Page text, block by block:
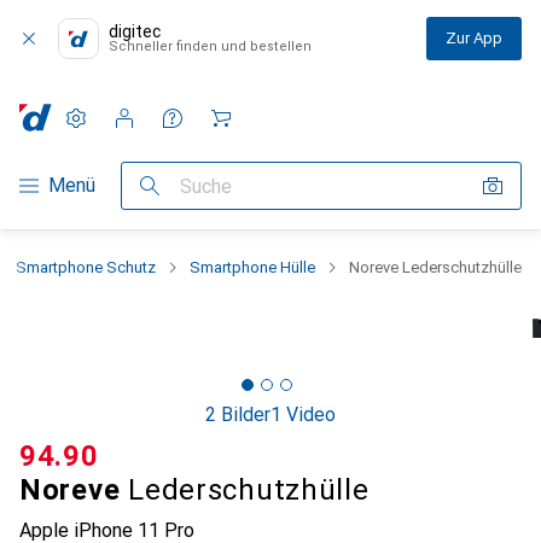
digitec
Schneller finden und bestellen Zur App
Navigation nach Kategorien
Menü Suche
Einstellungen
Kundenkonto
Vergleichslisten
Merklisten
Warenkorb
Smartphone Schutz Smartphone Hülle Noreve Lederschutzhülle
2 Bilder1 Video
Noreve Lederschutzhülle
Apple iPhone 11 Pro
CHF
94.90